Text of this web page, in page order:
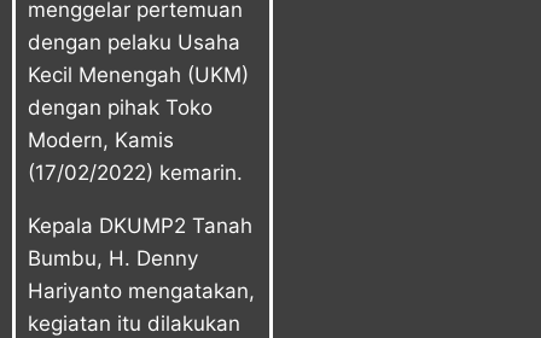
menggelar pertemuan
dengan pelaku Usaha
Kecil Menengah (UKM)
dengan pihak Toko
Modern, Kamis
(17/02/2022) kemarin.
Kepala DKUMP2 Tanah
Bumbu, H. Denny
Hariyanto mengatakan,
kegiatan itu dilakukan